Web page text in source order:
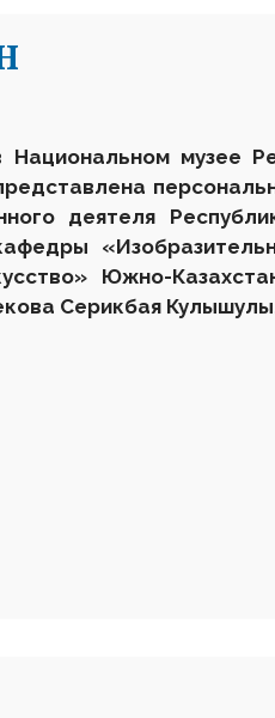
Национальном музее
деятеля
Южно-
Серикбая